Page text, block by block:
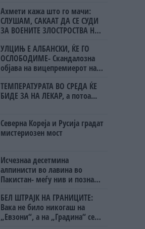
Ахмети кажа што го мачи:
СЛУШАМ, САКААТ ДА СЕ СУДИ
ЗА ВОЕНИТЕ ЗЛОСТРОСТВА НА
УЛЦИЊ Е АЛБАНСКИ, ЌЕ ГО
ОСЛОБОДИМЕ- Скандалозна
објава на вицепремиерот на
ТЕМПЕРАТУРАТА ВО СРЕДА ЌЕ
БИДЕ ЗА НА ЛЕКАР, а потоа...
Северна Кореја и Русија градат
мистериозен мост
Исчезнаа десетмина
алпинисти во лавина во
Пакистан- меѓу нив и познат
БЕЛ ШТРАЈК НА ГРАНИЦИТЕ:
Вака не било никогаш на
„Евзони“, а на „Градина“ се